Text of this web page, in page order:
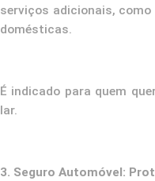
serviços adicionais,
domésticas.
É indicado para quem
lar.
3. Seguro Automóvel: